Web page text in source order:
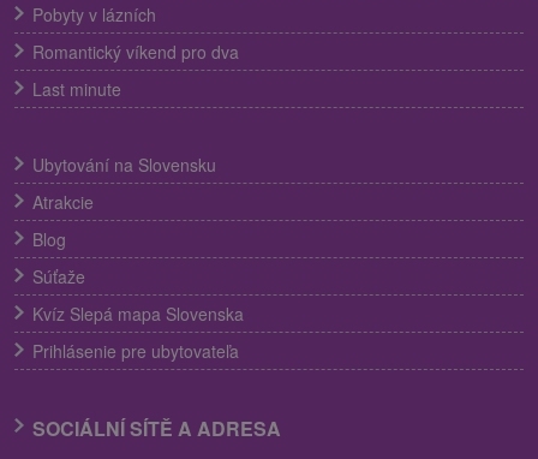
Pobyty v lázních
Romantický víkend pro dva
Last minute
Ubytování na Slovensku
Atrakcie
Blog
Súťaže
Kvíz Slepá mapa Slovenska
Prihlásenie pre ubytovateľa
SOCIÁLNÍ SÍTĚ A ADRESA